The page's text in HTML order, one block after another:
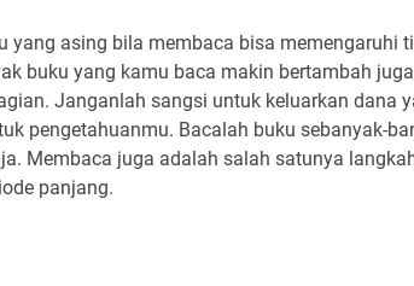
yang asing bila membaca bisa memengaruhi
buku yang kamu baca makin bertambah
Janganlah sangsi untuk keluarkan dana
pengetahuanmu. Bacalah buku sebanyak-
Membaca juga adalah salah satunya
panjang.